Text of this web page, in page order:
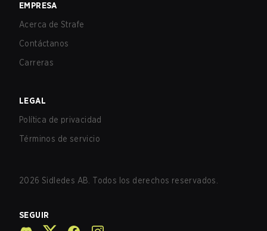
EMPRESA
Acerca de Strafe
Contáctanos
Carreras
LEGAL
Política de privacidad
Términos de servicio
2026 Sidledes AB. Todos los derechos reservados.
SEGUIR